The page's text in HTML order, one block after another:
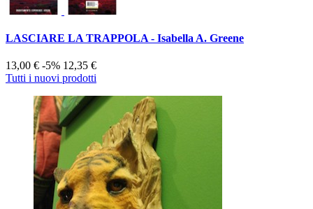
LASCIARE LA TRAPPOLA - Isabella A. Greene
13,00 € -5% 12,35 €
Tutti i nuovi prodotti